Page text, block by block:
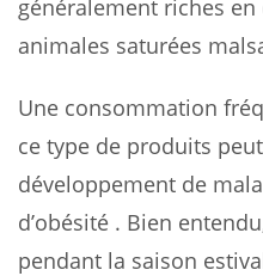
généralement riches
animales saturées
Une consommation
ce type de produits
développement de
d’obésité . Bien
pendant la saison